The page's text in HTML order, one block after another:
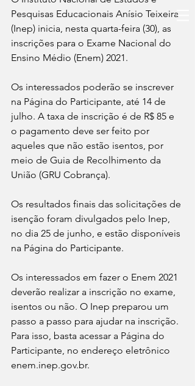
Pesquisas Educacionais Anísio Teixeira
(Inep) inicia, nesta quarta-feira (30), as
inscrições para o Exame Nacional do
Ensino Médio (Enem) 2021.
Os interessados poderão se inscrever
na Página do Participante, até 14 de
julho. A taxa de inscrição é de R$ 85 e
o pagamento deve ser feito por
aqueles que não estão isentos, por
meio de Guia de Recolhimento da
União (GRU Cobrança).
Os resultados finais das solicitações de
isenção foram divulgados pelo Inep,
no dia 25 de junho, e estão disponíveis
na Página do Participante.
Os interessados em fazer o Enem 2021
deverão realizar a inscrição no exame,
isentos ou não. O Inep preparou um
passo a passo para ajudar na inscrição.
Para isso, basta acessar a Página do
Participante, no endereço eletrônico
enem.inep.gov.br.